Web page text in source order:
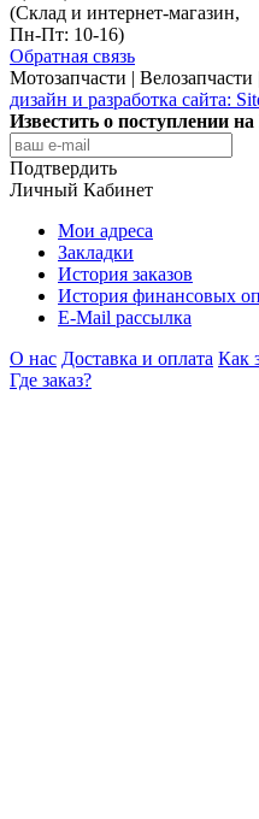
(Склад и интернет-магазин,
Пн-Пт: 10-16)
Обратная связь
Мотозапчасти |
дизайн и разработка сайта:
Известить о поступлении
Подтвердить
Личный Кабинет
Мои адреса
Закладки
История заказов
История финансовых
E-Mail рассылка
О нас Доставка и оплата Как
Где заказ?